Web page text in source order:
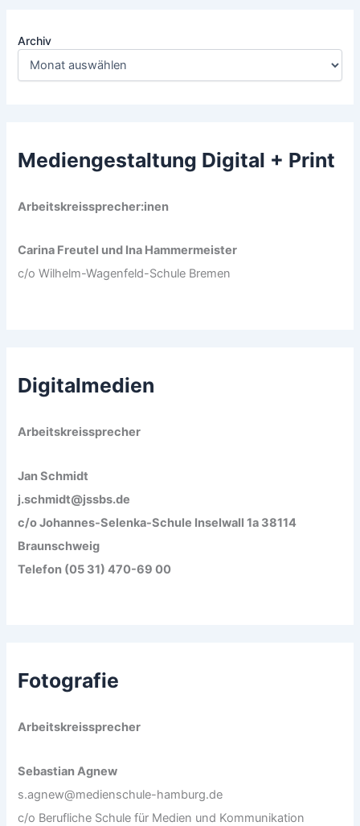
Archiv
Mediengestaltung Digital + Print
Arbeitskreissprecher:inen
Carina Freutel und Ina Hammermeister
c/o Wilhelm-Wagenfeld-Schule Bremen
Digitalmedien
Arbeitskreissprecher
Jan Schmidt
j.schmidt@jssbs.de
c/o Johannes-Selenka-Schule Inselwall 1a 38114
Braunschweig
Telefon (05 31) 470-69 00
Fotografie
Arbeitskreissprecher
Sebastian Agnew
s.agnew@medienschule-hamburg.de
c/o Berufliche Schule für Medien und Kommunikation